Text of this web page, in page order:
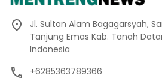
Jl. Sultan Alam Bagagarsyah,
Tanjung Emas Kab. Tanah
Indonesia
+6285363789366